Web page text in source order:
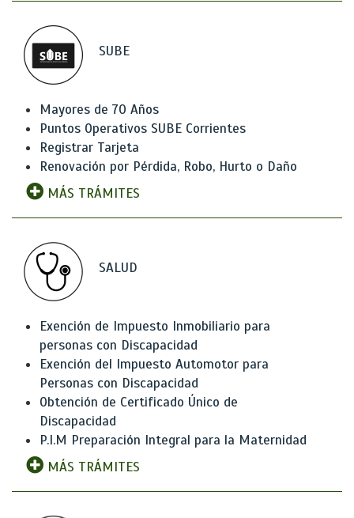
SUBE
Mayores de 70 Años
Puntos Operativos SUBE Corrientes
Registrar Tarjeta
Renovación por Pérdida, Robo, Hurto o Daño
MÁS TRÁMITES
SALUD
Exención de Impuesto Inmobiliario para
personas con Discapacidad
Exención del Impuesto Automotor para
Personas con Discapacidad
Obtención de Certificado Único de
Discapacidad
P.I.M Preparación Integral para la Maternidad
MÁS TRÁMITES